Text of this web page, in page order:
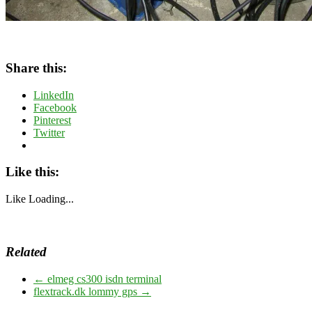
Share this:
LinkedIn
Facebook
Pinterest
Twitter
Like this:
Like Loading...
Related
← elmeg cs300 isdn terminal
flextrack.dk lommy gps →